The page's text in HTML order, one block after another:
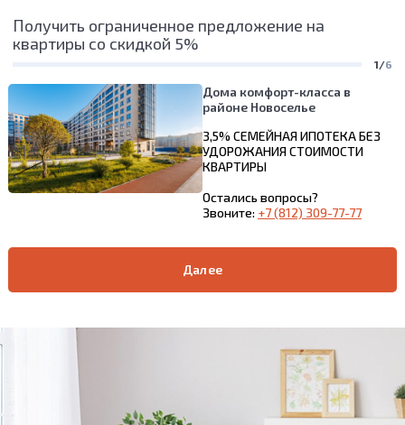
Получить ограниченное предложение на
квартиры со скидкой 5%
1/6
Дома комфорт-класса в
районе Новоселье
3,5% СЕМЕЙНАЯ ИПОТЕКА БЕЗ
УДОРОЖАНИЯ СТОИМОСТИ
КВАРТИРЫ
Остались вопросы?
Звоните: +7 (812) 309-77-77